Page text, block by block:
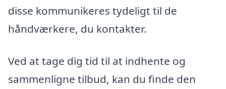
disse kommunikeres tydeligt til de
håndværkere, du kontakter.
Ved at tage dig tid til at indhente og
sammenligne tilbud, kan du finde den